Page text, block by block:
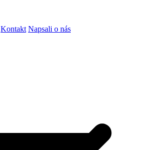
Kontakt Napsali o nás